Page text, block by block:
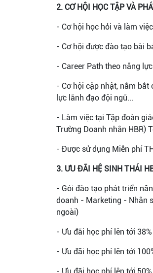
2. CƠ HỘI HỌC TẬP VÀ
- Cơ hội học hỏi và làm
- Cơ hội được đào tạo bài
- Career Path theo năng
- Cơ hội cập nhật, nắm bắt
lực lãnh đạo đội ngũ...
- Làm việc tại Tập đoàn
Trường Doanh nhân HBR)
- Được sử dụng Miễn phí
3. ƯU ĐÃI HỆ SINH THÁI
- Gói đào tạo phát triển
doanh - Marketing - Nhân
ngoài)
- Ưu đãi học phí lên tới
- Ưu đãi học phí lên tới